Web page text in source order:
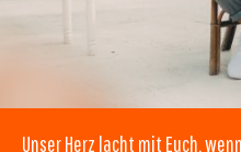
Unser Herz lacht mit Euch,